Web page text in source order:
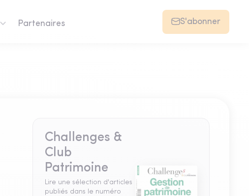
Partenaires S'abonner
Challenges &
Club
Patrimoine
Lire une sélection d'articles
publiés dans le numéro